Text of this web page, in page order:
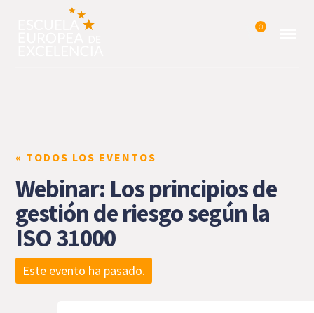
0
« TODOS LOS EVENTOS
Webinar: Los principios de
gestión de riesgo según la
ISO 31000
Este evento ha pasado.